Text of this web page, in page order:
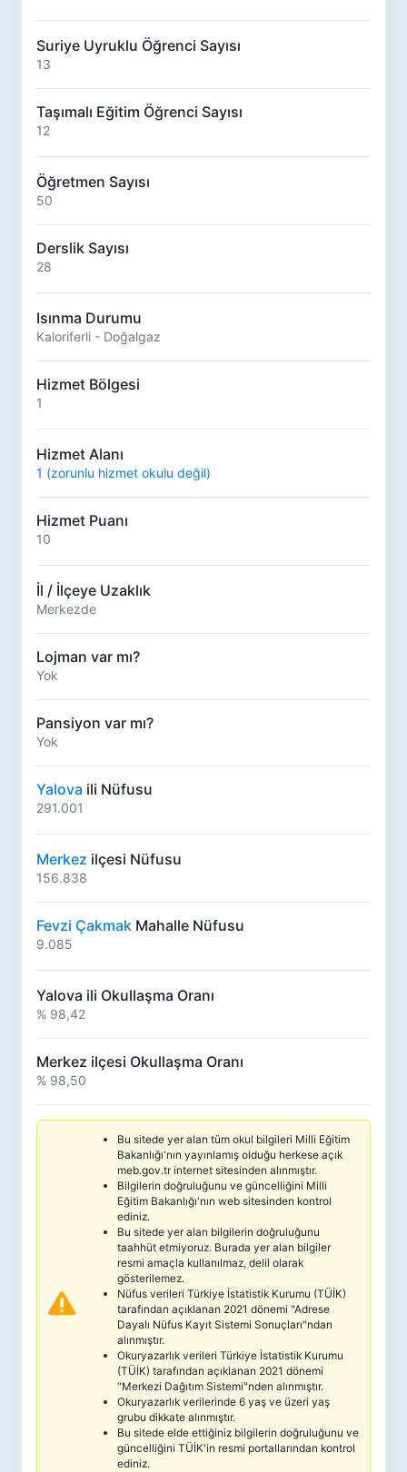
Suriye Uyruklu Öğrenci Sayısı
13
Taşımalı Eğitim Öğrenci Sayısı
12
Öğretmen Sayısı
50
Derslik Sayısı
28
Isınma Durumu
Kaloriferli - Doğalgaz
Hizmet Bölgesi
1
Hizmet Alanı
1 (zorunlu hizmet okulu değil)
Hizmet Puanı
10
İl / İlçeye Uzaklık
Merkezde
Lojman var mı?
Yok
Pansiyon var mı?
Yok
Yalova ili Nüfusu
291.001
Merkez ilçesi Nüfusu
156.838
Fevzi Çakmak Mahalle Nüfusu
9.085
Yalova ili Okullaşma Oranı
% 98,42
Merkez ilçesi Okullaşma Oranı
% 98,50
Bu sitede yer alan tüm okul bilgileri Milli Eğitim
Bakanlığı'nın yayınlamış olduğu herkese açık
meb.gov.tr internet sitesinden alınmıştır.
Bilgilerin doğruluğunu ve güncelliğini Milli
Eğitim Bakanlığı'nın web sitesinden kontrol
ediniz.
Bu sitede yer alan bilgilerin doğruluğunu
taahhüt etmiyoruz. Burada yer alan bilgiler
resmi amaçla kullanılmaz, delil olarak
gösterilemez.
Nüfus verileri Türkiye İstatistik Kurumu (TÜİK)
tarafından açıklanan 2021 dönemi "Adrese
Dayalı Nüfus Kayıt Sistemi Sonuçları"ndan
alınmıştır.
Okuryazarlık verileri Türkiye İstatistik Kurumu
(TÜİK) tarafından açıklanan 2021 dönemi
"Merkezi Dağıtım Sistemi"nden alınmıştır.
Okuryazarlık verilerinde 6 yaş ve üzeri yaş
grubu dikkate alınmıştır.
Bu sitede elde ettiğiniz bilgilerin doğruluğunu ve
güncelliğini TÜİK'in resmi portallarından kontrol
ediniz.